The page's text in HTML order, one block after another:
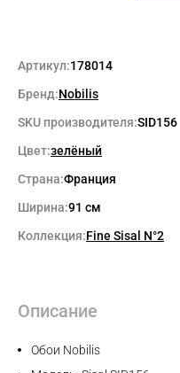
Артикул:178014
Бренд:Nobilis
SKU производителя:SID156
Цвет:зелёный
Страна:Франция
Ширина:91 см
Коллекция:Fine Sisal N°2
Описание
Обои Nobilis